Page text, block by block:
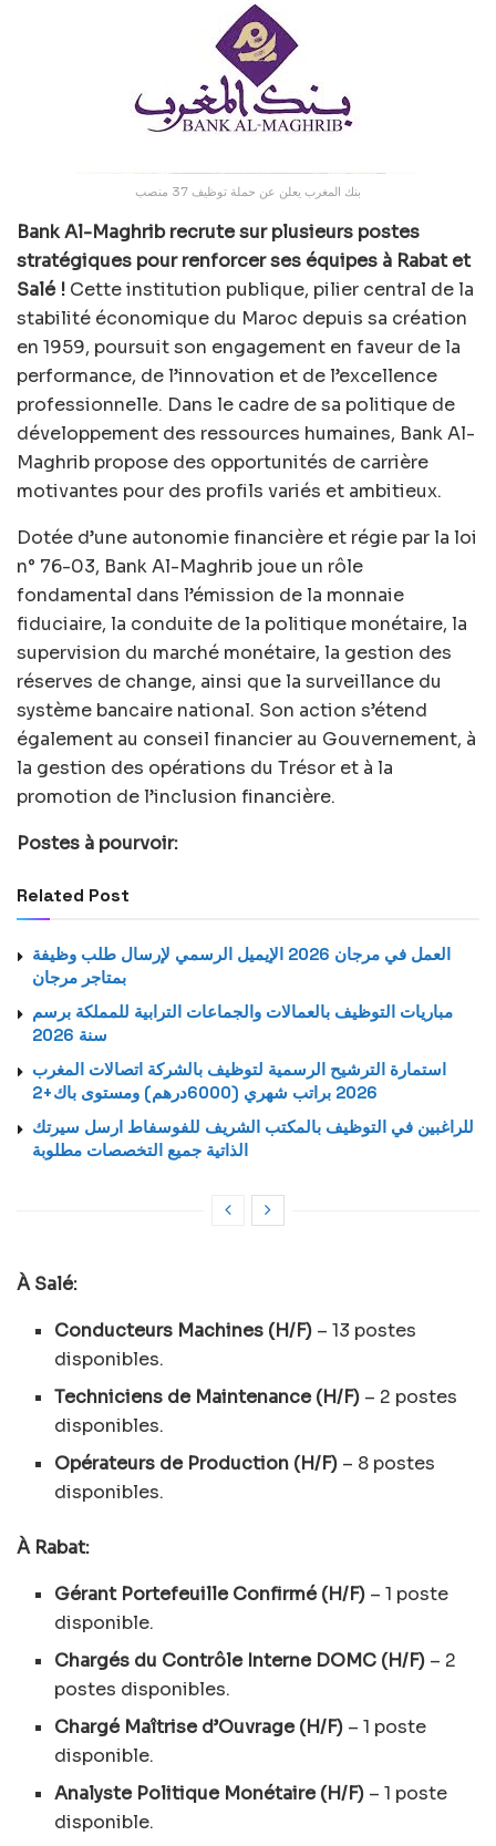
بنك المغرب يعلن عن حملة توظيف 37 منصب
Bank Al-Maghrib recrute sur plusieurs postes
stratégiques pour renforcer ses équipes à Rabat et
Salé ! Cette institution publique, pilier central de la
stabilité économique du Maroc depuis sa création
en 1959, poursuit son engagement en faveur de la
performance, de l’innovation et de l’excellence
professionnelle. Dans le cadre de sa politique de
développement des ressources humaines, Bank Al-
Maghrib propose des opportunités de carrière
motivantes pour des profils variés et ambitieux.
Dotée d’une autonomie financière et régie par la loi
n° 76-03, Bank Al-Maghrib joue un rôle
fondamental dans l’émission de la monnaie
fiduciaire, la conduite de la politique monétaire, la
supervision du marché monétaire, la gestion des
réserves de change, ainsi que la surveillance du
système bancaire national. Son action s’étend
également au conseil financier au Gouvernement, à
la gestion des opérations du Trésor et à la
promotion de l’inclusion financière.
Postes à pourvoir:
Related Post
العمل في مرجان 2026 الإيميل الرسمي لإرسال طلب وظيفة
بمتاجر مرجان
مباريات التوظيف بالعمالات والجماعات الترابية للمملكة برسم
سنة 2026
استمارة الترشيح الرسمية لتوظيف بالشركة اتصالات المغرب
2026 براتب شهري (6000درهم) ومستوى باك+2
للراغبين في التوظيف بالمكتب الشريف للفوسفاط ارسل سيرتك
الذاتية جميع التخصصات مطلوبة
À Salé:
Conducteurs Machines (H/F) – 13 postes
disponibles.
Techniciens de Maintenance (H/F) – 2 postes
disponibles.
Opérateurs de Production (H/F) – 8 postes
disponibles.
À Rabat:
Gérant Portefeuille Confirmé (H/F) – 1 poste
disponible.
Chargés du Contrôle Interne DOMC (H/F) – 2
postes disponibles.
Chargé Maîtrise d’Ouvrage (H/F) – 1 poste
disponible.
Analyste Politique Monétaire (H/F) – 1 poste
disponible.